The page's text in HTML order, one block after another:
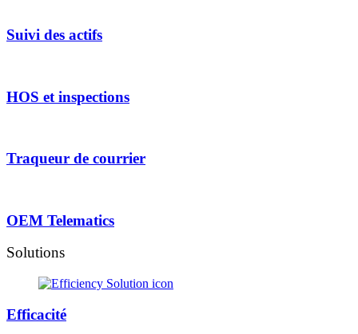
Suivi des actifs
HOS et inspections
Traqueur de courrier
OEM Telematics
Solutions
Efficacité